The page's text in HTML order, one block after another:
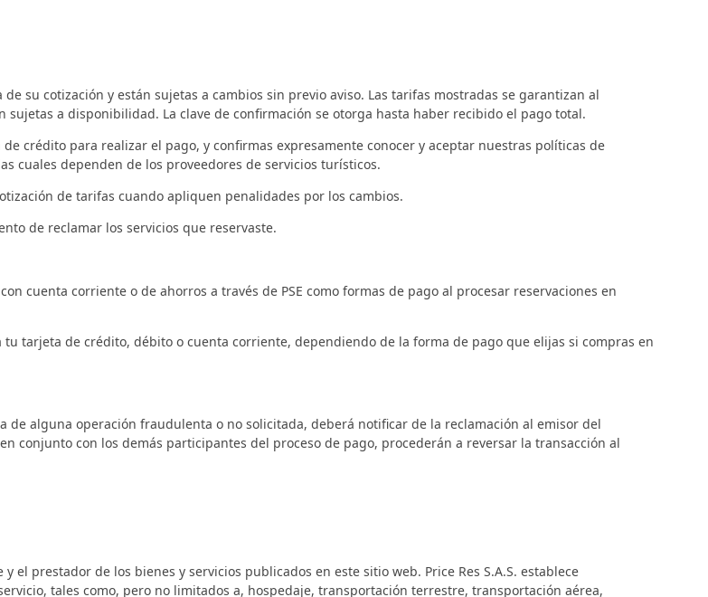
su cotización y están sujetas a cambios sin previo aviso. Las tarifas mostradas se garantizan al
a disponibilidad. La clave de confirmación se otorga hasta haber recibido el pago total.
crédito para realizar el pago, y confirmas expresamente conocer y aceptar nuestras políticas de
cuales dependen de los proveedores de servicios turísticos.
de tarifas cuando apliquen penalidades por los cambios.
de reclamar los servicios que reservaste.
cuenta corriente o de ahorros a través de PSE como formas de pago al procesar reservaciones en
tarjeta de crédito, débito o cuenta corriente, dependiendo de la forma de pago que elijas si compras en
alguna operación fraudulenta o no solicitada, deberá notificar de la reclamación al emisor del
conjunto con los demás participantes del proceso de pago, procederán a reversar la transacción al
el prestador de los bienes y servicios publicados en este sitio web. Price Res S.A.S. establece
tales como, pero no limitados a, hospedaje, transportación terrestre, transportación aérea,